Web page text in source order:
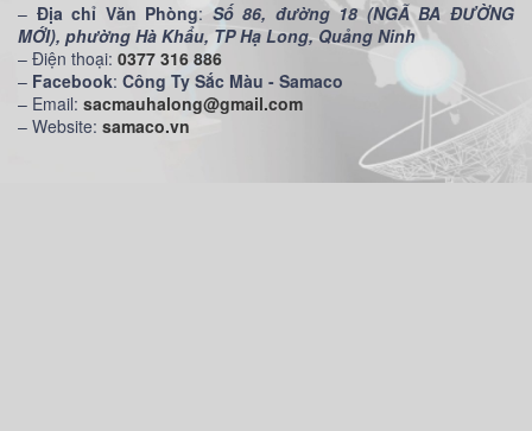
– Địa chỉ Văn Phòng: Số 86, đường 18 (NGÃ BA ĐƯỜNG
MỚI), phường Hà Khẩu, TP Hạ Long, Quảng Ninh
– Điện thoại: 0377 316 886
– Facebook: Công Ty Sắc Màu - Samaco
– Email: sacmauhalong@gmail.com
– Website: samaco.vn